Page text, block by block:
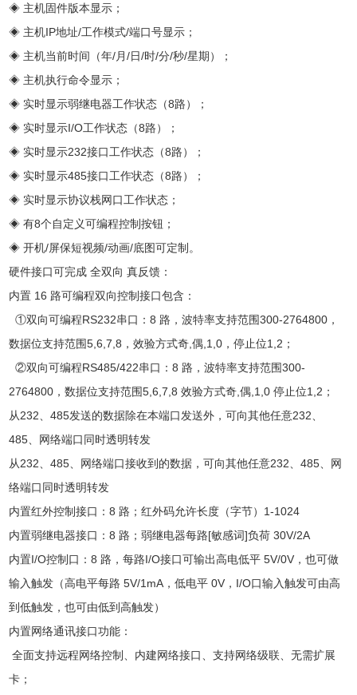
◈ 主机固件版本显示；
◈ 主机IP地址/工作模式/端口号显示；
◈ 主机当前时间（年/月/日/时/分/秒/星期）；
◈ 主机执行命令显示；
◈ 实时显示弱继电器工作状态（8路）；
◈ 实时显示I/O工作状态（8路）；
◈ 实时显示232接口工作状态（8路）；
◈ 实时显示485接口工作状态（8路）；
◈ 实时显示协议栈网口工作状态；
◈ 有8个自定义可编程控制按钮；
◈ 开机/屏保短视频/动画/底图可定制。
硬件接口可完成 全双向 真反馈：
内置 16 路可编程双向控制接口包含：
①双向可编程RS232串口：8 路，波特率支持范围300-2764800，
数据位支持范围5,6,7,8，效验方式奇,偶,1,0，停止位1,2；
②双向可编程RS485/422串口：8 路，波特率支持范围300-
2764800，数据位支持范围5,6,7,8 效验方式奇,偶,1,0 停止位1,2；
从232、485发送的数据除在本端口发送外，可向其他任意232、
485、网络端口同时透明转发
从232、485、网络端口接收到的数据，可向其他任意232、485、网
络端口同时透明转发
内置红外控制接口：8 路；红外码允许长度（字节）1-1024
内置弱继电器接口：8 路；弱继电器每路[敏感词]负荷 30V/2A
内置I/O控制口：8 路，每路I/O接口可输出高电低平 5V/0V，也可做
输入触发（高电平每路 5V/1mA，低电平 0V，I/O口输入触发可由高
到低触发，也可由低到高触发）
内置网络通讯接口功能：
全面支持远程网络控制、内建网络接口、支持网络级联、无需扩展
卡；